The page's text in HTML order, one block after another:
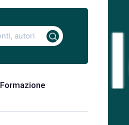
Formazione